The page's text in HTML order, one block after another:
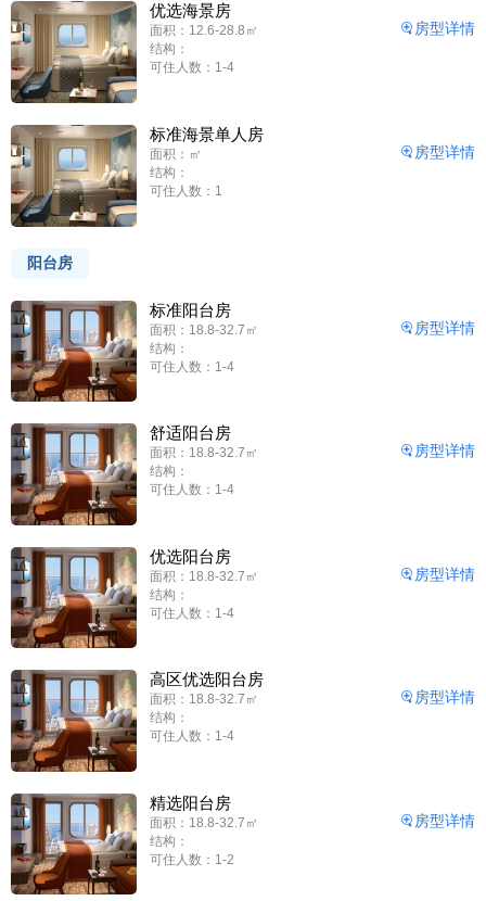
优选海景房
面积：12.6-28.8㎡
结构：
可住人数：1-4
房型详情
标准海景单人房
面积：㎡
结构：
可住人数：1
房型详情
阳台房
标准阳台房
面积：18.8-32.7㎡
结构：
可住人数：1-4
房型详情
舒适阳台房
面积：18.8-32.7㎡
结构：
可住人数：1-4
房型详情
优选阳台房
面积：18.8-32.7㎡
结构：
可住人数：1-4
房型详情
高区优选阳台房
面积：18.8-32.7㎡
结构：
可住人数：1-4
房型详情
精选阳台房
面积：18.8-32.7㎡
结构：
可住人数：1-2
房型详情